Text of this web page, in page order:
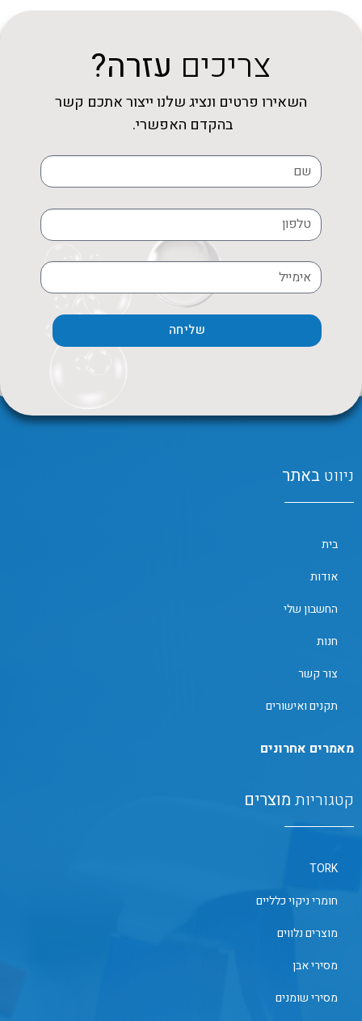
צריכים עזרה?
השאירו פרטים ונציג שלנו ייצור אתכם קשר
בהקדם האפשרי.
שליחה
ניווט באתר
בית
אודות
החשבון שלי
חנות
צור קשר
תקנים ואישורים
מאמרים אחרונים
קטגוריות מוצרים
TORK
חומרי ניקוי כלליים
מוצרים נלווים
מסירי אבן
מסירי שומנים